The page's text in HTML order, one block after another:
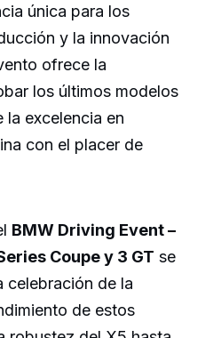
única para los
y la innovación
ofrece la
los últimos modelos
la excelencia en
con el placer de
BMW Driving Event –
Coupe y 3 GT se
celebración de la
de estos